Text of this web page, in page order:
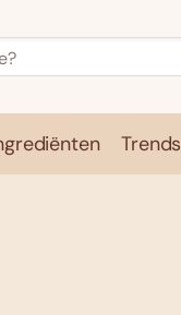
Trends